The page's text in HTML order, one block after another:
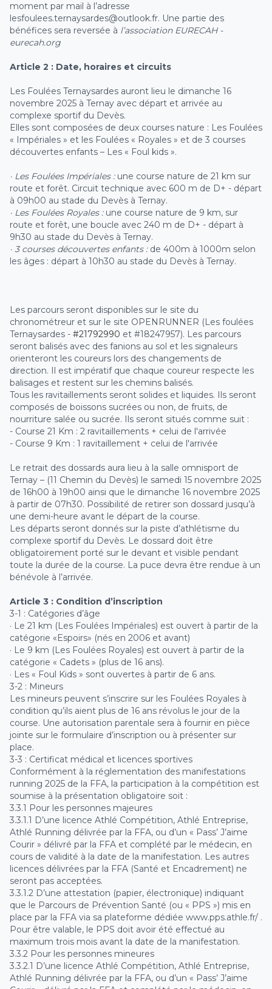
moment par mail à l’adresse
lesfoulees.ternaysardes@outlook.fr. Une partie des
bénéfices sera reversée à l’association EURECAH -
eurecah.org
Article 2 : Date, horaires et circuits
Les Foulées Ternaysardes auront lieu le dimanche 16
novembre 2025 à Ternay avec départ et arrivée au
complexe sportif du Devès.
Elles sont composées de deux courses nature : Les Foulées
« Impériales » et les Foulées « Royales » et de 3 courses
découvertes enfants – Les « Foul kids ».
· Les Foulées Impériales :une course nature de 21 km sur
route et forêt. Circuit technique avec 600 m de D+ - départ
à 09h00 au stade du Devès à Ternay.
· Les Foulées Royales :une course nature de 9 km, sur
route et forêt, une boucle avec 240 m de D+ - départ à
9h30 au stade du Devès à Ternay.
· 3 courses découvertes enfants :de 400m à 1000m selon
les âges : départ à 10h30 au stade du Devès à Ternay.
Les parcours seront disponibles sur le site du
chronométreur et sur le site OPENRUNNER (Les foulées
Ternaysardes - #21792990 et #18247957). Les parcours
seront balisés avec des fanions au sol et les signaleurs
orienteront les coureurs lors des changements de
direction. Il est impératif que chaque coureur respecte les
balisages et restent sur les chemins balisés.
Tous les ravitaillements seront solides et liquides. Ils seront
composés de boissons sucrées ou non, de fruits, de
nourriture salée ou sucrée. Ils seront situés comme suit :
- Course 21 Km : 2 ravitaillements + celui de l'arrivée
- Course 9 Km : 1 ravitaillement + celui de l'arrivée
Le retrait des dossards aura lieu à la salle omnisport de
Ternay – (11 Chemin du Devès) le samedi 15 novembre 2025
de 16h00 à 19h00 ainsi que le dimanche 16 novembre 2025
à partir de 07h30. Possibilité de retirer son dossard jusqu’à
une demi-heure avant le départ de la course.
Les départs seront donnés sur la piste d’athlétisme du
complexe sportif du Devès. Le dossard doit être
obligatoirement porté sur le devant et visible pendant
toute la durée de la course. La puce devra être rendue à un
bénévole à l’arrivée.
Article 3 : Condition d’inscription
3-1 : Catégories d’âge
· Le 21 km (Les Foulées Impériales) est ouvert à partir de la
catégorie «Espoirs» (nés en 2006 et avant)
· Le 9 km (Les Foulées Royales) est ouvert à partir de la
catégorie « Cadets » (plus de 16 ans).
· Les « Foul Kids » sont ouvertes à partir de 6 ans.
3-2 : Mineurs
Les mineurs peuvent s’inscrire sur les Foulées Royales à
condition qu’ils aient plus de 16 ans révolus le jour de la
course. Une autorisation parentale sera à fournir en pièce
jointe sur le formulaire d’inscription ou à présenter sur
place.
3-3 : Certificat médical et licences sportives
Conformément à la réglementation des manifestations
running 2025 de la FFA, la participation à la compétition est
soumise à la présentation obligatoire soit :
3.3.1 Pour les personnes majeures
3.3.1.1 D’une licence Athlé Compétition, Athlé Entreprise,
Athlé Running délivrée par la FFA, ou d’un « Pass’ J’aime
Courir » délivré par la FFA et complété par le médecin, en
cours de validité à la date de la manifestation. Les autres
licences délivrées par la FFA (Santé et Encadrement) ne
seront pas acceptées.
3.3.1.2 D’une attestation (papier, électronique) indiquant
que le Parcours de Prévention Santé (ou « PPS ») mis en
place par la FFA via sa plateforme dédiée www.pps.athle.fr/ .
Pour être valable, le PPS doit avoir été effectué au
maximum trois mois avant la date de la manifestation.
3.3.2 Pour les personnes mineures
3.3.2.1 D’une licence Athlé Compétition, Athlé Entreprise,
Athlé Running délivrée par la FFA, ou d’un « Pass’ J’aime